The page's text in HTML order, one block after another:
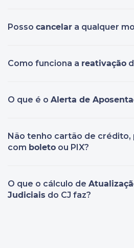
Posso cancelar a qualquer
Como funciona a reativação
O que é o Alerta de
Não tenho cartão de crédito,
com boleto ou PIX?
O que o cálculo de
Judiciais do CJ faz?